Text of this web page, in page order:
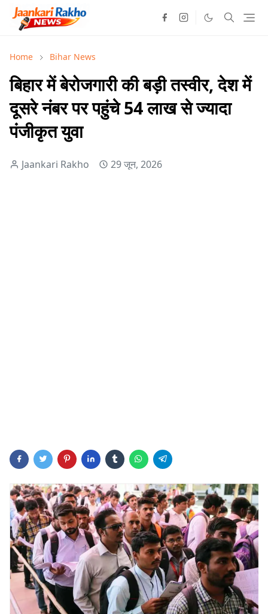
Home Bihar News
बिहार में बेरोजगारी की बड़ी तस्वीर, देश में
दूसरे नंबर पर पहुंचे 54 लाख से ज्यादा
पंजीकृत युवा
Jaankari Rakho 29 जून, 2026